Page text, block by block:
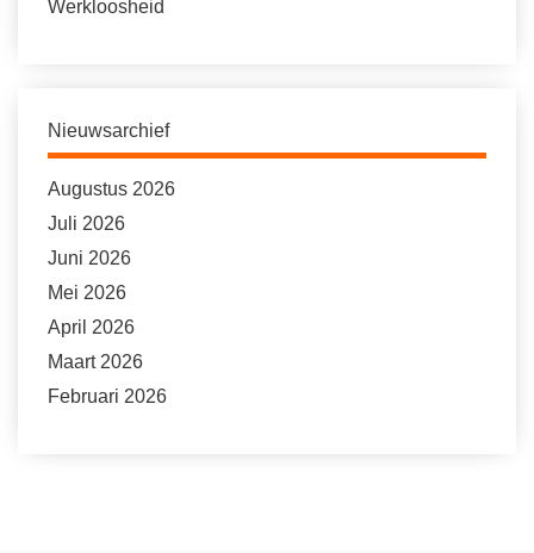
Werkloosheid
Nieuwsarchief
Augustus 2026
Juli 2026
Juni 2026
Mei 2026
April 2026
Maart 2026
Februari 2026